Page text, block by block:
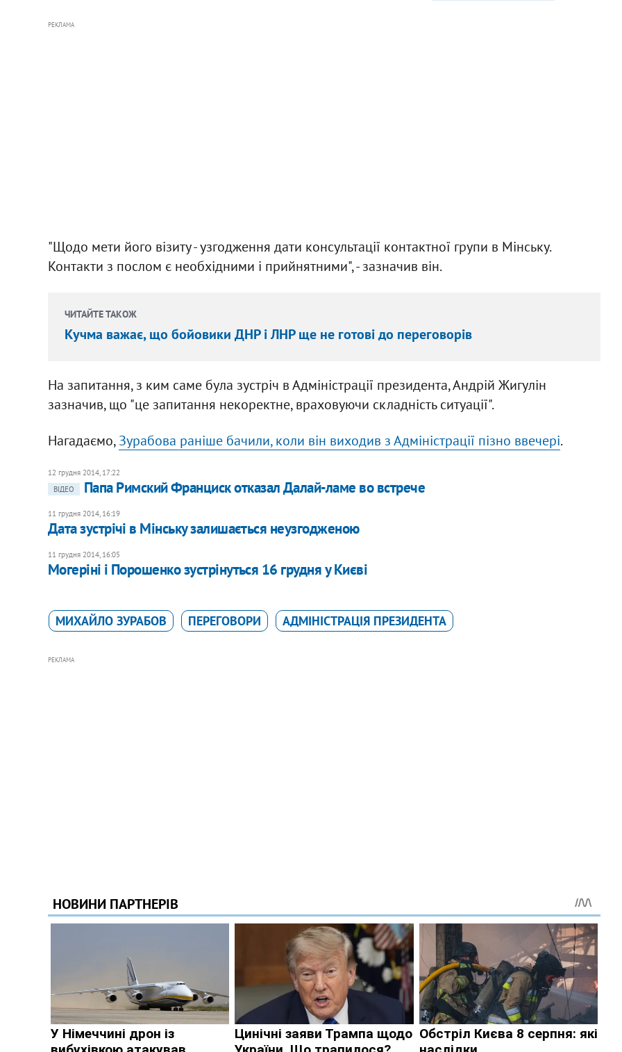
РЕКЛАМА
"Щодо мети його візиту - узгодження дати консультації контактної групи в Мінську.
Контакти з послом є необхідними і прийнятними", - зазначив він.
ЧИТАЙТЕ ТАКОЖ
Кучма важає, що бойовики ДНР і ЛНР ще не готові до переговорів
На запитання, з ким саме була зустріч в Адміністрації президента, Андрій Жигулін
зазначив, що "це запитання некоректне, враховуючи складність ситуації".
Нагадаємо,Зурабова раніше бачили, коли він виходив з Адміністрації пізно ввечері.
12 грудня 2014, 17:22
ВІДЕО
Папа Римский Франциск отказал Далай-ламе во встрече
11 грудня 2014, 16:19
Дата зустрічі в Мінську залишається неузгодженою
11 грудня 2014, 16:05
Могеріні і Порошенко зустрінуться 16 грудня у Києві
МИХАЙЛО ЗУРАБОВ ПЕРЕГОВОРИ АДМІНІСТРАЦІЯ ПРЕЗИДЕНТА
РЕКЛАМА